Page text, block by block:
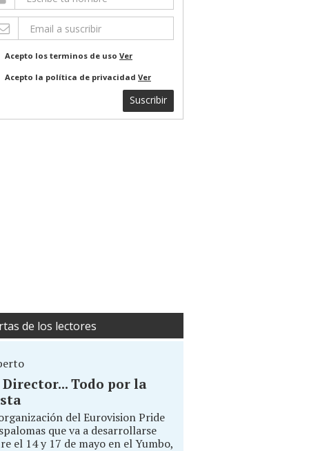
Acepto los terminos de uso Ver
Acepto la política de privacidad Ver
Suscribir
de los lectores
Director... Todo por la
del Eurovision Pride
que va a desarrollarse
el 14 y 17 de mayo en el Yumbo,